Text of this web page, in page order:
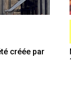
créée par